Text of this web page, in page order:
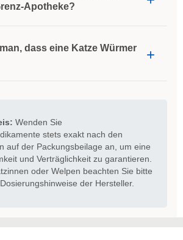
Apotheke?
dass eine Katze Würmer
Wenden Sie
stets exakt nach den
auf der Packungsbeilage an, um eine
und Verträglichkeit zu garantieren.
oder Welpen beachten Sie bitte
der Hersteller.